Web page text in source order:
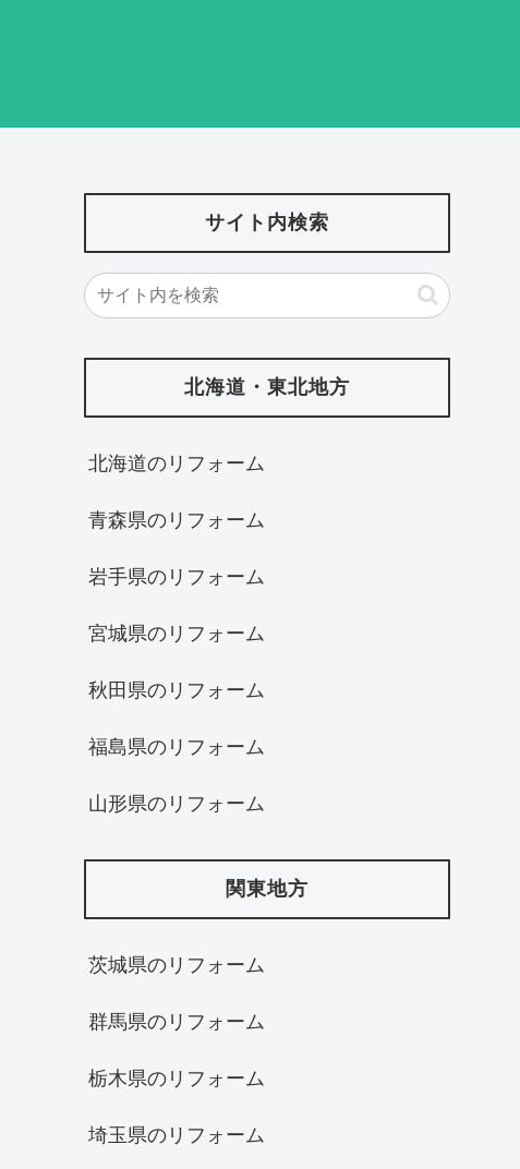
サイト内検索
北海道・東北地方
北海道‎のリフォーム
青森県のリフォーム
岩手県のリフォーム
宮城県のリフォーム
秋田県のリフォーム
福島県のリフォーム
山形県のリフォーム
関東地方
茨城県のリフォーム
群馬県のリフォーム
栃木県のリフォーム
埼玉県のリフォーム